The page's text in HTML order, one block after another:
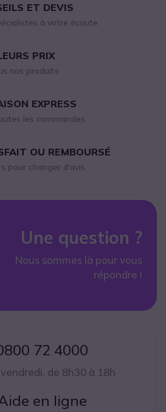
ET DEVIS
à votre écoute
PRIX
nos produits
EXPRESS
les commandes
OU REMBOURSÉ
pour changer d'avis
Une question ?
Nous sommes là pour vous
répondre !
72 4000
de 8h30 à 18h
en ligne